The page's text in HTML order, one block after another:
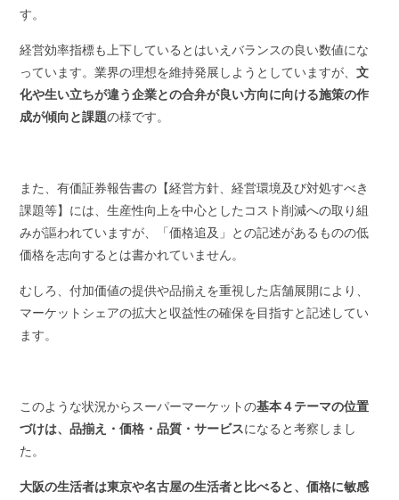
す。
経営効率指標も上下しているとはいえバランスの良い数値にな
っています。業界の理想を維持発展しようとしていますが、文
化や生い立ちが違う企業との合弁が良い方向に向ける施策の作
成が傾向と課題の様です。
また、有価証券報告書の【経営方針、経営環境及び対処すべき
課題等】には、生産性向上を中心としたコスト削減への取り組
みが謳われていますが、「価格追及」との記述があるものの低
価格を志向するとは書かれていません。
むしろ、付加価値の提供や品揃えを重視した店舗展開により、
マーケットシェアの拡大と収益性の確保を目指すと記述してい
ます。
このような状況からスーパーマーケットの基本４テーマの位置
づけは、品揃え・価格・品質・サービスになると考察しまし
た。
大阪の生活者は東京や名古屋の生活者と比べると、価格に敏感